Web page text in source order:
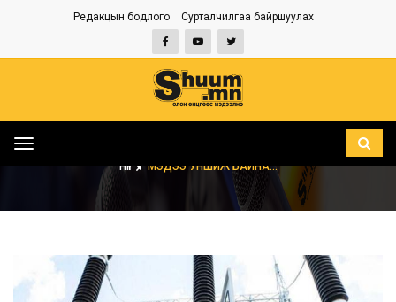
Редакцын бодлого Сурталчилгаа байршуулах
Toggle
НҮҮР МЭДЭЭ УНШИЖ БАЙНА...